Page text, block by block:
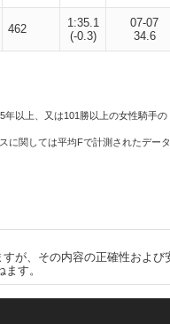
462
1:35.1
(-0.3)
07-07
34.6
年以上、又は101勝以上の女性騎手の
に関しては平均Fで計測されたデー
が、その内容の正確性およ
す。